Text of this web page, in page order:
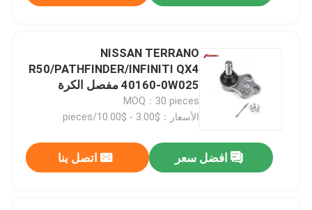
NISSAN TERRANO
R50/PATHFINDER/INFINITI QX4
40160-0W025 مفصل الكرة
السفلي D0160-0W025
MOQ：30 pieces
الأسعار：$3.00 - $10.00/pieces
افضل سعر اتصل بنا